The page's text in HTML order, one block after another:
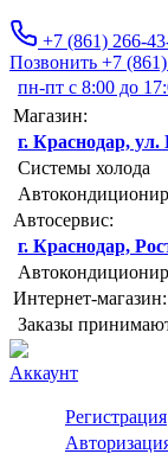
+7 (861) 266-
Позвонить +7
пн-пт с 8:00 до
Магазин:
г. Краснодар, ул.
Системы холода
Автосервис:
г. Краснодар,
Интернет-магазин:
Заказы
Аккаунт
Регистрация